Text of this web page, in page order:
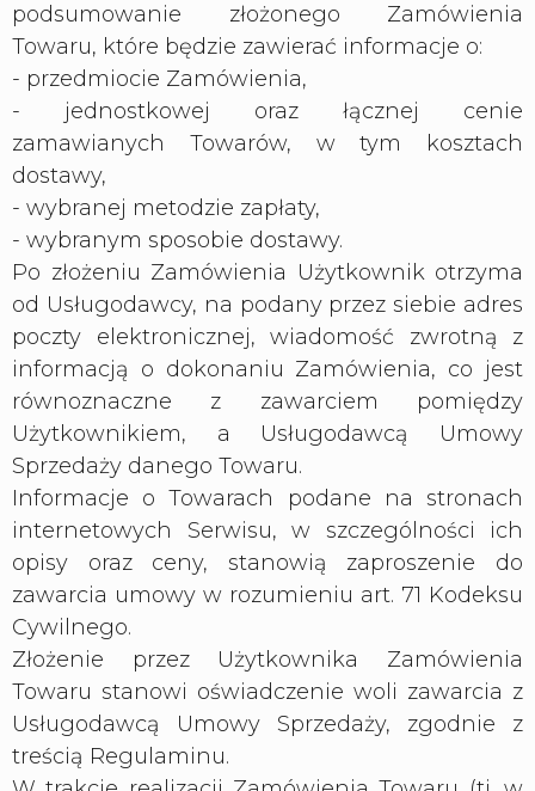
podsumowanie złożonego Zamówienia
Towaru, które będzie zawierać informacje o:
- przedmiocie Zamówienia,
- jednostkowej oraz łącznej cenie
zamawianych Towarów, w tym kosztach
dostawy,
- wybranej metodzie zapłaty,
- wybranym sposobie dostawy.
Po złożeniu Zamówienia Użytkownik otrzyma
od Usługodawcy, na podany przez siebie adres
poczty elektronicznej, wiadomość zwrotną z
informacją o dokonaniu Zamówienia, co jest
równoznaczne z zawarciem pomiędzy
Użytkownikiem, a Usługodawcą Umowy
Sprzedaży danego Towaru.
Informacje o Towarach podane na stronach
internetowych Serwisu, w szczególności ich
opisy oraz ceny, stanowią zaproszenie do
zawarcia umowy w rozumieniu art. 71 Kodeksu
Cywilnego.
Złożenie przez Użytkownika Zamówienia
Towaru stanowi oświadczenie woli zawarcia z
Usługodawcą Umowy Sprzedaży, zgodnie z
treścią Regulaminu.